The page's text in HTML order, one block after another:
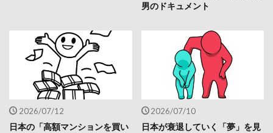
男のドキュメント
2026/07/12
日本の「高額マンションを買い
2026/07/10
日本が衰退していく「夢」を見